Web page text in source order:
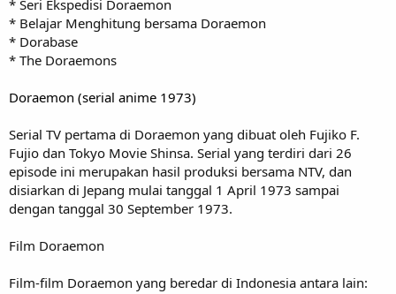
* Seri Ekspedisi Doraemon
* Belajar Menghitung bersama Doraemon
* Dorabase
* The Doraemons
Doraemon (serial anime 1973)
Serial TV pertama di Doraemon yang dibuat oleh Fujiko F.
Fujio dan Tokyo Movie Shinsa. Serial yang terdiri dari 26
episode ini merupakan hasil produksi bersama NTV, dan
disiarkan di Jepang mulai tanggal 1 April 1973 sampai
dengan tanggal 30 September 1973.
Film Doraemon
Film-film Doraemon yang beredar di Indonesia antara lain: